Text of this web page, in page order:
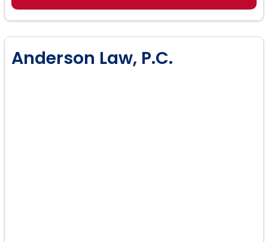
Anderson Law, P.C.